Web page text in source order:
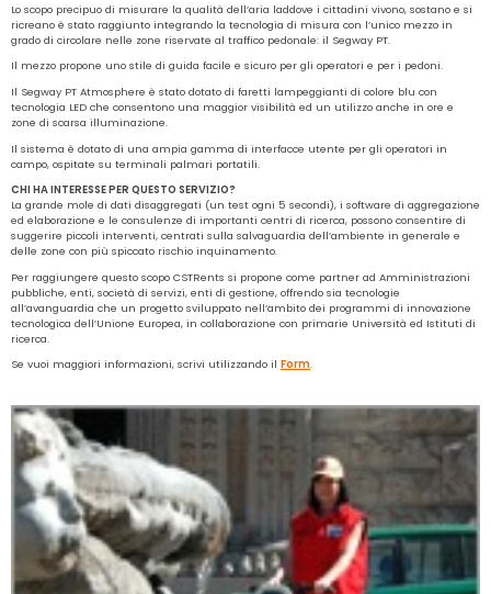
Lo scopo precipuo di misurare la qualità dell’aria laddove i cittadini vivono, sostano e si
ricreano è stato raggiunto integrando la tecnologia di misura con l’unico mezzo in
grado di circolare nelle zone riservate al traffico pedonale: il Segway PT.
Il mezzo propone uno stile di guida facile e sicuro per gli operatori e per i pedoni.
Il Segway PT Atmosphere è stato dotato di faretti lampeggianti di colore blu con
tecnologia LED che consentono una maggior visibilità ed un utilizzo anche in ore e
zone di scarsa illuminazione.
Il sistema è dotato di una ampia gamma di interfacce utente per gli operatori in
campo, ospitate su terminali palmari portatili.
CHI HA INTERESSE PER QUESTO SERVIZIO?
La grande mole di dati disaggregati (un test ogni 5 secondi), i software di aggregazione
ed elaborazione e le consulenze di importanti centri di ricerca, possono consentire di
suggerire piccoli interventi, centrati sulla salvaguardia dell’ambiente in generale e
delle zone con più spiccato rischio inquinamento.
Per raggiungere questo scopo CSTRents si propone come partner ad Amministrazioni
pubbliche, enti, società di servizi, enti di gestione, offrendo sia tecnologie
all’avanguardia che un progetto sviluppato nell’ambito dei programmi di innovazione
tecnologica dell’Unione Europea, in collaborazione con primarie Università ed Istituti di
ricerca.
Se vuoi maggiori informazioni, scrivi utilizzando il Form.